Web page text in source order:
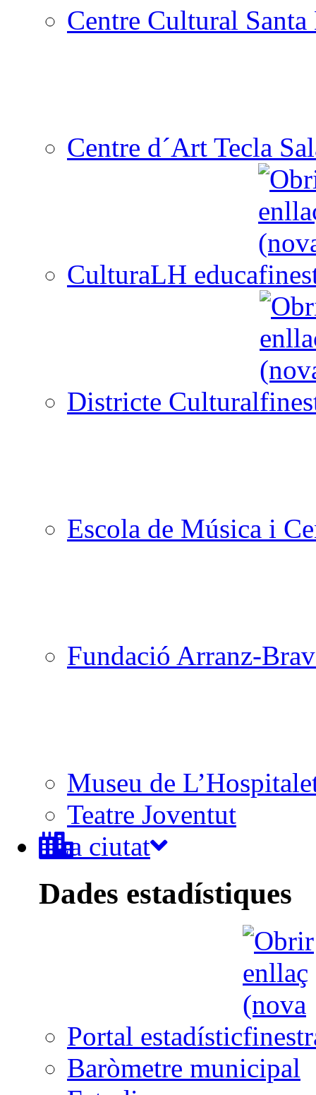
Centre Cultural
Centre d´Art Tecla
CulturaLH educa
Districte Cultural
Escola de Música i
Fundació Arranz-
Museu de
Teatre Joventut
La ciutat
Dades estadístiques
Portal estadístic
Baròmetre municipal